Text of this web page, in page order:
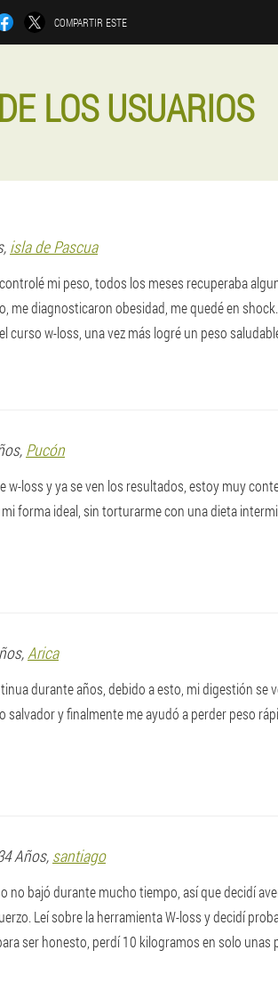
COMPARTIR ESTE
LOS USUARIOS
isla de Pascua
mi peso, todos los meses recuperaba
me diagnosticaron obesidad, me quedé en
curso w-loss, una vez más logré un peso
Pucón
w-loss y ya se ven los resultados, estoy muy
forma ideal, sin torturarme con una dieta
Arica
durante años, debido a esto, mi digestión se
salvador y finalmente me ayudó a perder peso
Años, santiago
no bajó durante mucho tiempo, así que decidí
Leí sobre la herramienta W-loss y decidí
ser honesto, perdí 10 kilogramos en solo unas